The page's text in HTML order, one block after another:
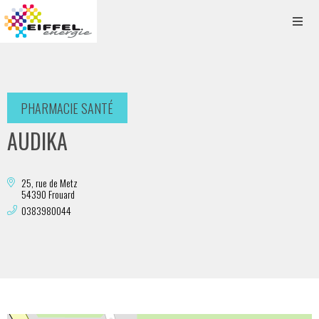
PHARMACIE SANTÉ
AUDIKA
25, rue de Metz
54390 Frouard
0383980044